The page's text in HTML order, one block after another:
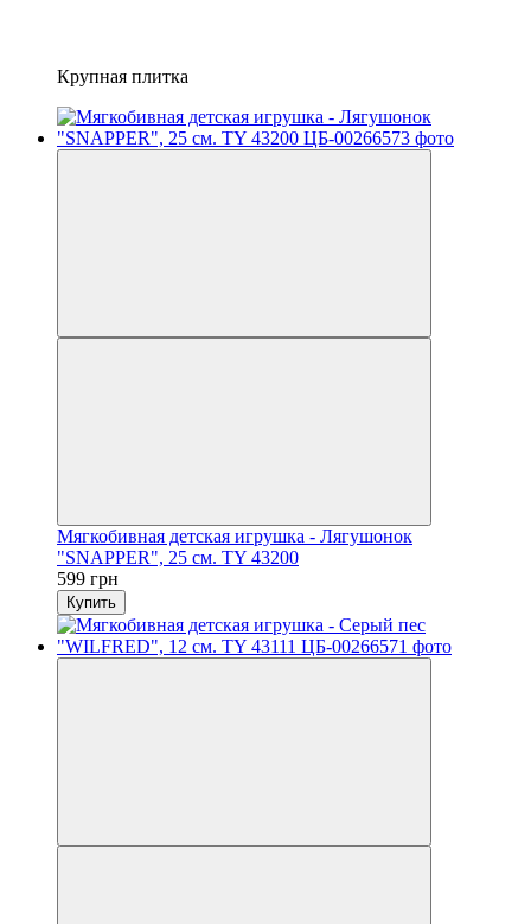
Крупная плитка
Мягкобивная детская игрушка - Лягушонок
"SNAPPER", 25 см. TY 43200
599 грн
Купить